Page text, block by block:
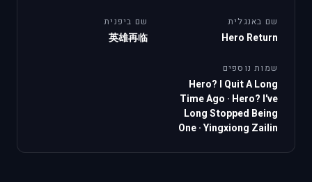
שם באנגלית
Hero Return
שם ביפנית
英雄再临
שמות נוספים
Hero? I Quit A Long
Time Ago · Hero? I've
Long Stopped Being
One·Yingxiong Zailin